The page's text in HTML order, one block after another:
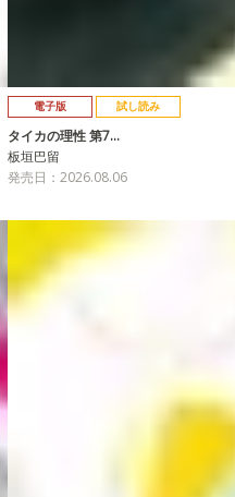
電子版 試し読み
タイカの理性 第7…
板垣巴留
発売日：2026.08.06